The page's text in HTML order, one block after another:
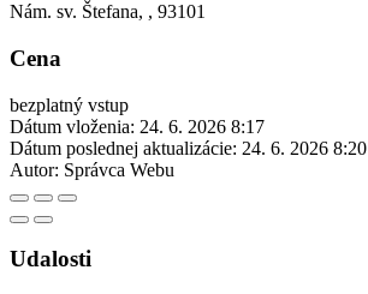
Nám. sv. Štefana, , 93101
Cena
bezplatný vstup
Dátum vloženia: 24. 6. 2026 8:17
Dátum poslednej aktualizácie: 24. 6. 2026 8:20
Autor: Správca Webu
Udalosti